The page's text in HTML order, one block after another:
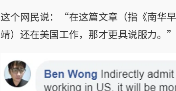
这个网民说：“在这篇文章（指《南华
靖）还在美国工作，那才更具说服力。”